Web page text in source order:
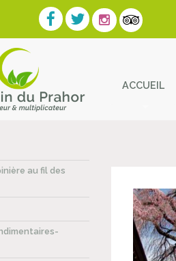
ACCUEIL
au fil des